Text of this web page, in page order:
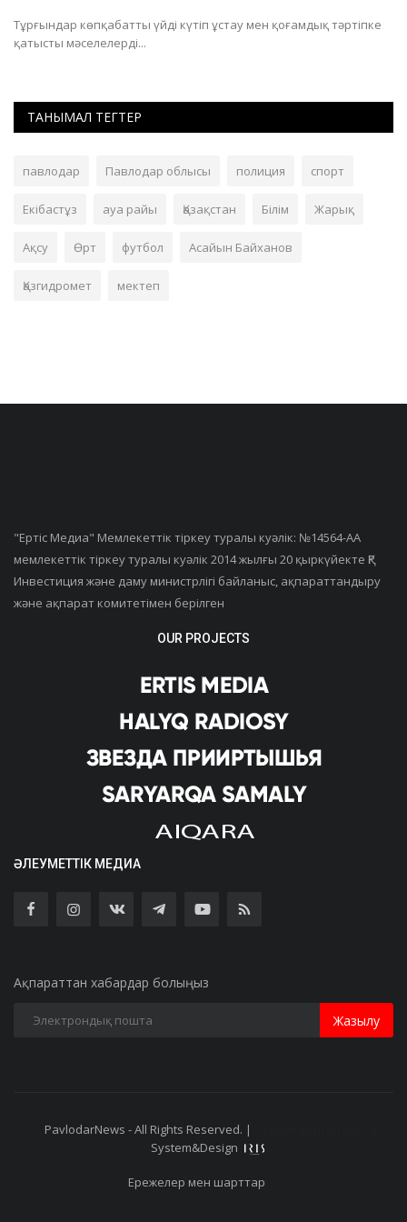
Тұрғындар көпқабатты үйді күтіп ұстау мен қоғамдық тәртіпке
қатысты мәселелерді...
ТАНЫМАЛ ТЕГТЕР
павлодар Павлодар облысы полиция спорт
Екібастұз ауа райы Қазақстан Білім Жарық
Ақсу Өрт футбол Асайын Байханов
Қазгидромет мектеп
"Ертiс Медиа" Мемлекеттік тіркеу туралы куәлік: №14564-АА
мемлекеттік тіркеу туралы куәлік 2014 жылғы 20 қыркүйекте ҚР
Инвестиция және даму министрлігі байланыс, ақпараттандыру
және ақпарат комитетімен берілген
OUR PROJECTS
ӘЛЕУМЕТТІК МЕДИА
Ақпараттан хабардар болыңыз
Жазылу
PavlodarNews - All Rights Reserved. |
System&Design
Ережелер мен шарттар